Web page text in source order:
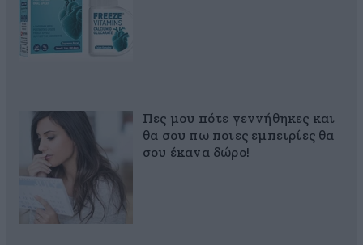
Πες μου πότε γεννήθηκες και
θα σου πω ποιες εμπειρίες θα
σου έκανα δώρο!